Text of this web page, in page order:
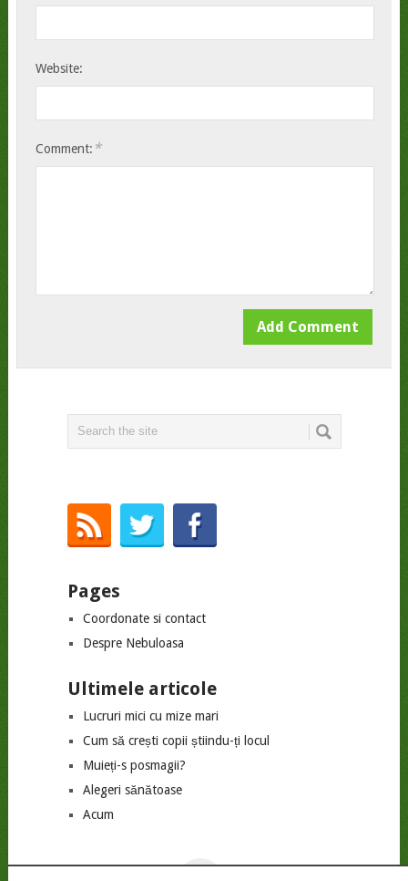
Website:
Comment: *
Pages
Coordonate si contact
Despre Nebuloasa
Ultimele articole
Lucruri mici cu mize mari
Cum să crești copii știindu-ți locul
Muieți-s posmagii?
Alegeri sănătoase
Acum